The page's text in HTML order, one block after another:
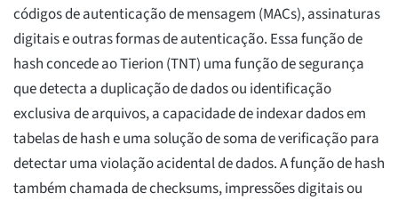
códigos de autenticação de mensagem (MACs), assinaturas
digitais e outras formas de autenticação. Essa função de
hash concede ao Tierion (TNT) uma função de segurança
que detecta a duplicação de dados ou identificação
exclusiva de arquivos, a capacidade de indexar dados em
tabelas de hash e uma solução de soma de verificação para
detectar uma violação acidental de dados. A função de hash
também chamada de checksums, impressões digitais ou